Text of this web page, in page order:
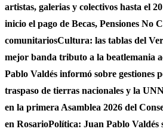
artistas, galerias y colectivos hasta el
inicio el pago de Becas, Pensiones No
comunitariosCultura: las tablas del
mejor banda tributo a la beatlemania
Pablo Valdés informó sobre gestiones
traspaso de tierras nacionales y la
en la primera Asamblea 2026 del
en RosarioPolítica: Juan Pablo Valdés